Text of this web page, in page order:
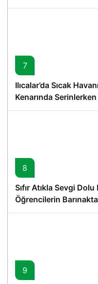
7
Ilıcalar’da Sıcak
Kenarında
8
Sıfır Atıkla Sevgi
Öğrencilerin
Proje
9